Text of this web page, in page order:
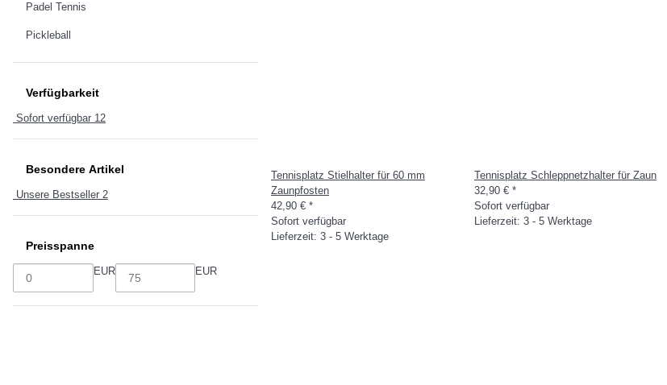
Tennisplatz Stielhalter für 60 mm
Zaunpfosten
42,90 € *
Sofort verfügbar
Lieferzeit: 3 - 5 Werktage
Tennisplatz Schleppnetzhalter für Zaun
32,90 € *
Sofort verfügbar
Lieferzeit: 3 - 5 Werktage
Padel Tennis
Pickleball
Verfügbarkeit
Sofort verfügbar 12
Besondere Artikel
Unsere Bestseller 2
Preisspanne
EUR EUR